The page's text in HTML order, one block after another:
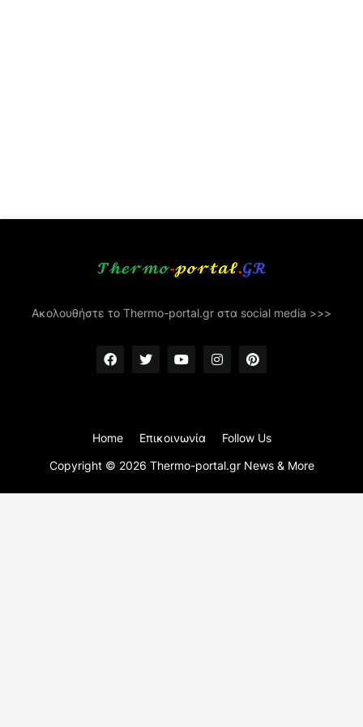
Ακολουθήστε το Thermo-portal.gr στα social media >>>
Copyright © 2026 Thermo-portal.gr News & More
Home Επικοινωνία Follow Us